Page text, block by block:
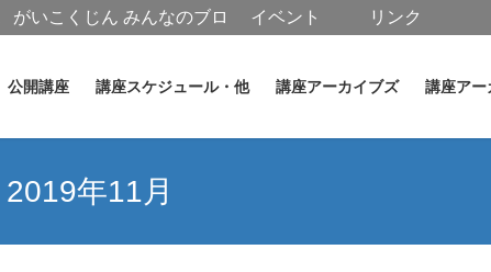
公開講座 講座スケジュール・他 講座アーカイブズ 講座アー
2019年11月
がいこくじん みんなのブロ
イベント リンク